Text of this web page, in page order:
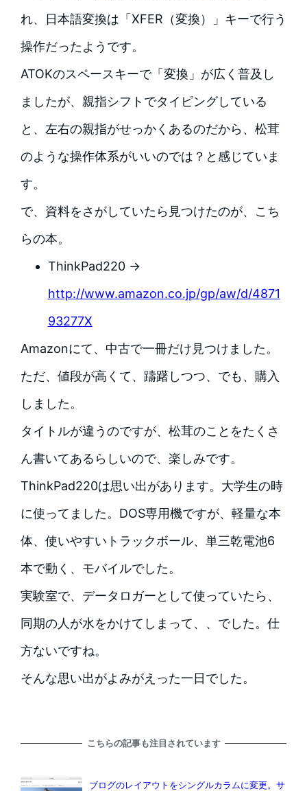
れ、日本語変換は「XFER（変換）」キーで行う
操作だったようです。
ATOKのスペースキーで「変換」が広く普及し
ましたが、親指シフトでタイピングしている
と、左右の親指がせっかくあるのだから、松茸
のような操作体系がいいのでは？と感じていま
す。
で、資料をさがしていたら見つけたのが、こち
らの本。
ThinkPad220 →
http://www.amazon.co.jp/gp/aw/d/4871
93277X
Amazonにて、中古で一冊だけ見つけました。
ただ、値段が高くて、躊躇しつつ、でも、購入
しました。
タイトルが違うのですが、松茸のことをたくさ
ん書いてあるらしいので、楽しみです。
ThinkPad220は思い出があります。大学生の時
に使ってました。DOS専用機ですが、軽量な本
体、使いやすいトラックボール、単三乾電池6
本で動く、モバイルでした。
実験室で、データロガーとして使っていたら、
同期の人が水をかけてしまって、、でした。仕
方ないですね。
そんな思い出がよみがえった一日でした。
こちらの記事も注目されています
ブログのレイアウトをシングルカラムに変更。サ